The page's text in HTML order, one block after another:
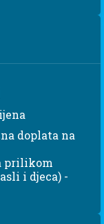
doplata na
prilikom
i djeca) -